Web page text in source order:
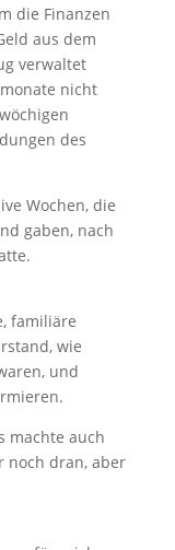
die Finanzen
aus dem
verwaltet
nicht
des
Wochen, die
gaben, nach
familiäre
wie
und
machte auch
noch dran, aber